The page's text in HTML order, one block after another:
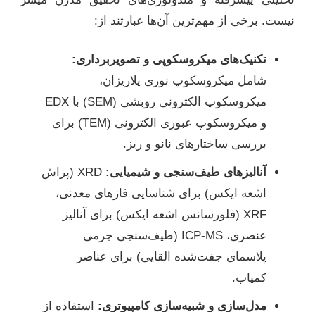
نیست. برخی از مهم‌ترین آن‌ها عبارتند از:
تکنیک‌های میکروسکوپی و تصویربرداری:
شامل میکروسکوپ نوری پلاریزان،
میکروسکوپ الکترونی روبشی (SEM) با EDX
و میکروسکوپ عبوری الکترونی (TEM) برای
بررسی ساختارهای نانو و ریز.
آنالیزهای طیف‌سنجی و شیمیایی:
XRD (پراش
اشعه ایکس) برای شناسایی فازهای معدنی،
XRF (فلورسانس اشعه ایکس) برای آنالیز
عنصری، ICP-MS (طیف‌سنجی جرمی
پلاسمای جفت‌شده القایی) برای عناصر
کمیاب.
مدل‌سازی و شبیه‌سازی کامپیوتری: استفاده از